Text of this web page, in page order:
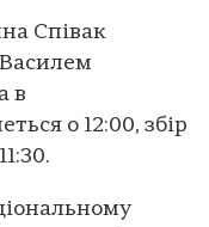
Співак
в
о 12:00, збір